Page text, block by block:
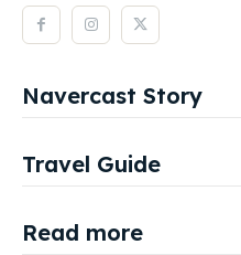
Navercast Story
Travel Guide
Read more